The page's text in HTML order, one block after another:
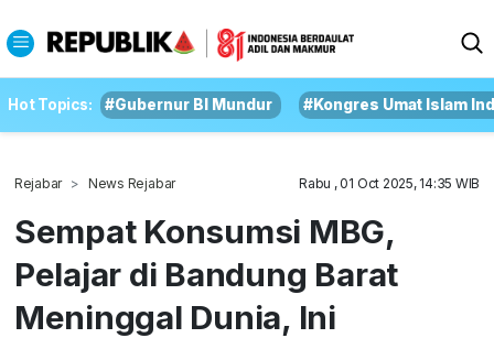
Hot Topics: #Gubernur BI Mundur #Kongres Umat Islam
Rejabar News Rejabar Rabu , 01 Oct 2025, 14:35 WIB
Sempat Konsumsi MBG,
Pelajar di Bandung Barat
Meninggal Dunia, Ini